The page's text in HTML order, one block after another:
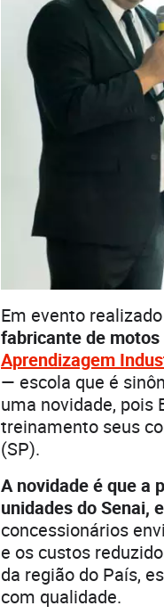
Em evento
fabricante de
Aprendizagem
— escola que é
uma novidade, pois
treinamento seus
(SP).
A novidade é que a
unidades do Senai,
concessionários
e os custos
da região do País,
com qualidade.